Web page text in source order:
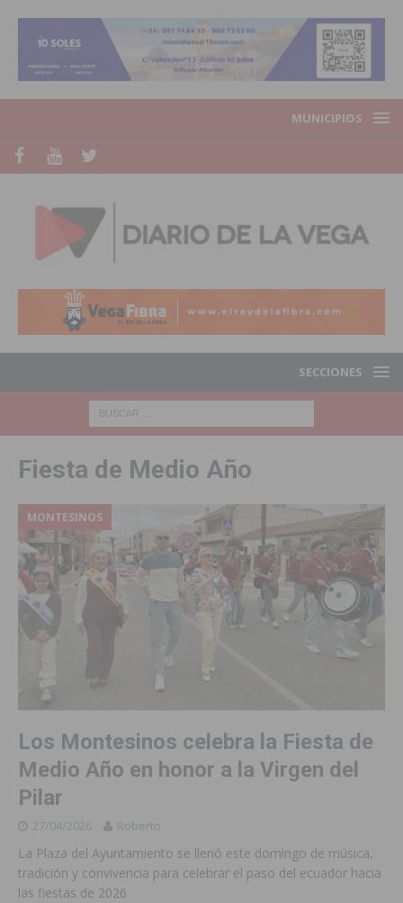
MUNICIPIOS
SECCIONES
Fiesta de Medio Año
MONTESINOS
Los Montesinos celebra la Fiesta de
Medio Año en honor a la Virgen del
Pilar
27/04/2026 Roberto
La Plaza del Ayuntamiento se llenó este domingo de música,
tradición y convivencia para celebrar el paso del ecuador hacia
las fiestas de 2026